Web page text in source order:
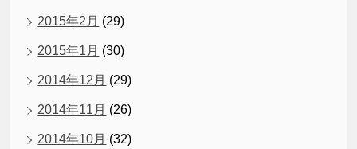
2015年2月 (29)
2015年1月 (30)
2014年12月 (29)
2014年11月 (26)
2014年10月 (32)